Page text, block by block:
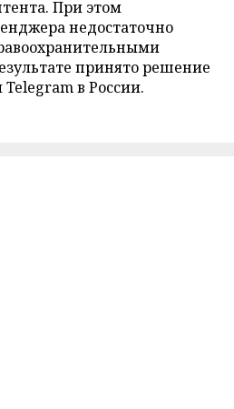
При этом
недостаточно
принято решение
в России.